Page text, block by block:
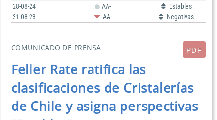
28-08-24 AA-
Estables
31-08-23
AA- Negativas
COMUNICADO DE PRENSA PDF
Feller Rate ratifica las
clasificaciones de Cristalerías
de Chile y asigna perspectivas